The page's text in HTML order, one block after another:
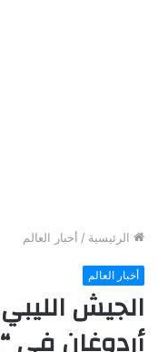
الرئيسية / أخبار العالم
أخبار العالم
الجيش